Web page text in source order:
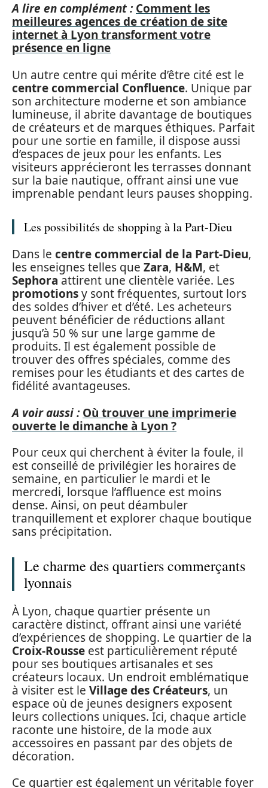
A lire en complément : Comment les
meilleures agences de création de site
internet à Lyon transforment votre
présence en ligne
Un autre centre qui mérite d’être cité est le
centre commercial Confluence. Unique par
son architecture moderne et son ambiance
lumineuse, il abrite davantage de boutiques
de créateurs et de marques éthiques. Parfait
pour une sortie en famille, il dispose aussi
d’espaces de jeux pour les enfants. Les
visiteurs apprécieront les terrasses donnant
sur la baie nautique, offrant ainsi une vue
imprenable pendant leurs pauses shopping.
Les possibilités de shopping à la Part-Dieu
Dans le centre commercial de la Part-Dieu,
les enseignes telles que Zara, H&M, et
Sephora attirent une clientèle variée. Les
promotionsy sont fréquentes, surtout lors
des soldes d’hiver et d’été. Les acheteurs
peuvent bénéficier de réductions allant
jusqu’à 50 % sur une large gamme de
produits. Il est également possible de
trouver des offres spéciales, comme des
remises pour les étudiants et des cartes de
fidélité avantageuses.
A voir aussi : Où trouver une imprimerie
ouverte le dimanche à Lyon ?
Pour ceux qui cherchent à éviter la foule, il
est conseillé de privilégier les horaires de
semaine, en particulier le mardi et le
mercredi, lorsque l’affluence est moins
dense. Ainsi, on peut déambuler
tranquillement et explorer chaque boutique
sans précipitation.
Le charme des quartiers commerçants
lyonnais
À Lyon, chaque quartier présente un
caractère distinct, offrant ainsi une variété
d’expériences de shopping. Le quartier de la
Croix-Rousse est particulièrement réputé
pour ses boutiques artisanales et ses
créateurs locaux. Un endroit emblématique
à visiter est le Village des Créateurs, un
espace où de jeunes designers exposent
leurs collections uniques. Ici, chaque article
raconte une histoire, de la mode aux
accessoires en passant par des objets de
décoration.
Ce quartier est également un véritable foyer